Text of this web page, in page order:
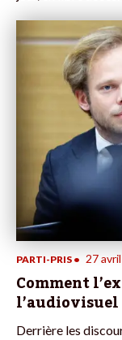
PARTI-PRIS • 27
Comment
Derrière les